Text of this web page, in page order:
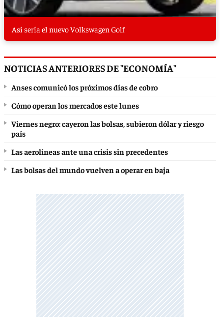
Así sería el nuevo Volkswagen Golf
NOTICIAS ANTERIORES DE "ECONOMÍA"
Anses comunicó los próximos días de cobro
Cómo operan los mercados este lunes
Viernes negro: cayeron las bolsas, subieron dólar y riesgo
país
Las aerolíneas ante una crisis sin precedentes
Las bolsas del mundo vuelven a operar en baja